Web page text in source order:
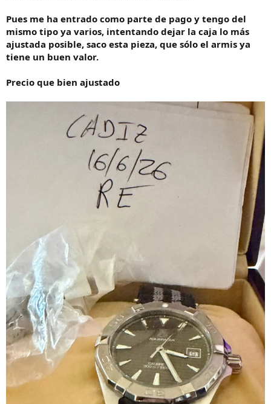
Pues me ha entrado como parte de pago y tengo del
mismo tipo ya varios, intentando dejar la caja lo más
ajustada posible, saco esta pieza, que sólo el armis ya
tiene un buen valor.
Precio que bien ajustado